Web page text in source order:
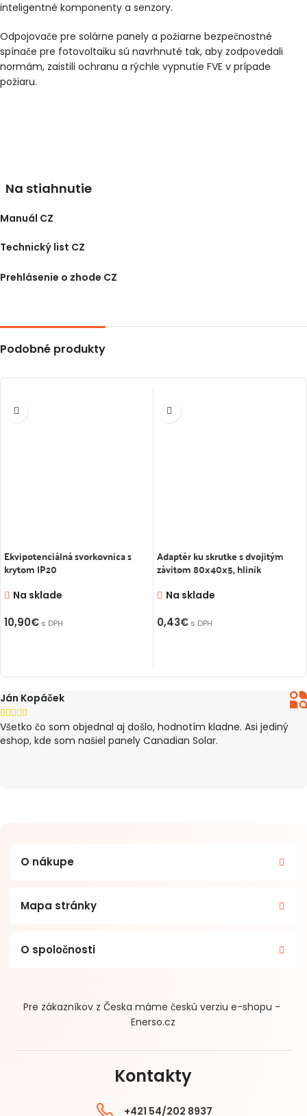
inteligentné komponenty a senzory.
Odpojovače pre solárne panely a požiarne bezpečnostné
spínače pre fotovoltaiku sú navrhnuté tak, aby zodpovedali
normám, zaistili ochranu a rýchle vypnutie FVE v prípade
požiaru.
Na stiahnutie
Manuál CZ
Technický list CZ
Prehlásenie o zhode CZ
Podobné produkty
Ekvipotenciálná svorkovnica s
krytom IP20
Na sklade
10,90€ s DPH
Adaptér ku skrutke s dvojitým
závitom 80x40x5, hliník
Na sklade
0,43€ s DPH
Ján Kopáček
    
Všetko čo som objednal aj došlo, hodnotím kladne. Asi jediný
eshop, kde som našiel panely Canadian Solar.
O nákupe
Mapa stránky
O spoločnosti
Pre zákazníkov z Česka máme českú verziu e-shopu -
Enerso.cz
Kontakty
+421 54/202 8937